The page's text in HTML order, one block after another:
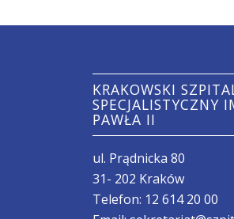
KRAKOWSKI
SPECJALISTYCZNY
PAWŁA II
ul. Prądnicka 80
31- 202 Kraków
Telefon: 12 614 20 00